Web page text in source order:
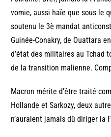
vomie, aussi haïe que sous le
soutenu le 3è mandat
Guinée-Conakry, de Ouattara
d’état des militaires au Tchad
de la transition malienne.
Macron mérite d’être traité
Hollande et Sarkozy, deux
n’auraient jamais dû diriger la